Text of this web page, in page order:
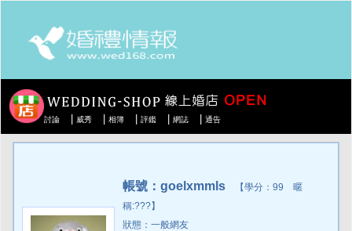
討論 威秀 相簿 評鑑 網誌 通告
帳號：goelxmmls 【學分：99 暱
稱:???】
狀態：一般網友